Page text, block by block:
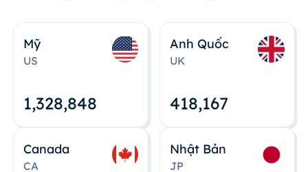
Mỹ
US
1,328,848
Anh Quốc
UK
418,167
Canada
CA
Nhật Bản
JP